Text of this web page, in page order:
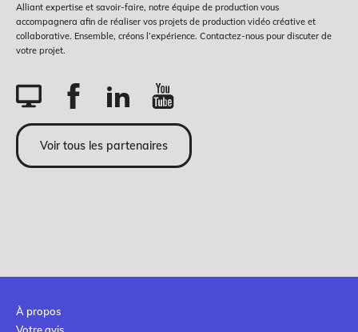
Alliant expertise et savoir-faire, notre équipe de production vous
accompagnera afin de réaliser vos projets de production vidéo créative et
collaborative. Ensemble, créons l’expérience. Contactez-nous pour discuter de
votre projet.
Voir tous les partenaires
À propos